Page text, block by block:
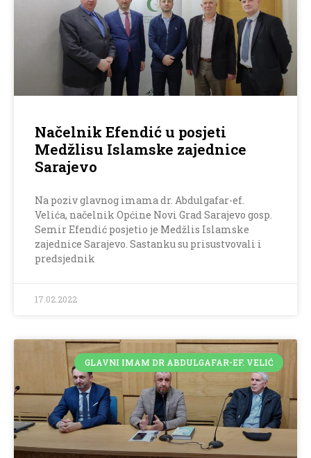
Načelnik Efendić u posjeti
Medžlisu Islamske zajednice
Sarajevo
Na poziv glavnog imama dr. Abdulgafar-ef.
Velića, načelnik Općine Novi Grad Sarajevo gosp.
Semir Efendić posjetio je Medžlis Islamske
zajednice Sarajevo. Sastanku su prisustvovali i
predsjednik
17.02.2022
GLAVNI IMAM DR ABDULGAFAR-EF. VELIĆ